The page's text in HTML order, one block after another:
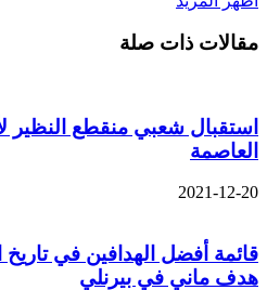
مقالات ذات صلة
استقبال شعبي منقطع النظير
العاصمة
2021-12-20
قائمة أفضل الهدافين في تاريخ
هدف ماني في بيرنلي